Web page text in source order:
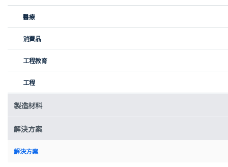
醫療
消費品
工程教育
工程
製造材料
解決方案
解決方案
品。
快速生產
3D 打印項目最快只需3-5天即可交付。
質量保證
我們擁有強大的質量保證程序，由內部質量保證工程師團
隊負責監督實施，確保交付高品質部件。
工程檢查和狀態更新